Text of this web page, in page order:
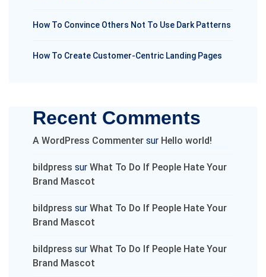
How To Convince Others Not To Use Dark Patterns
How To Create Customer-Centric Landing Pages
Recent Comments
A WordPress Commenter sur Hello world!
bildpress sur What To Do If People Hate Your
Brand Mascot
bildpress sur What To Do If People Hate Your
Brand Mascot
bildpress sur What To Do If People Hate Your
Brand Mascot